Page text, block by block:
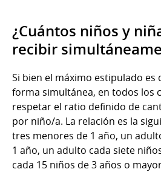
¿Cuántos niños y
recibir
Si bien el máximo estipulado es
forma simultánea, en todos los
respetar el ratio definido de
por niño/a. La relación es la
tres menores de 1 año, un
1 año, un adulto cada siete
cada 15 niños de 3 años o